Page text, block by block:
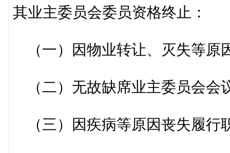
其业主委员会委员资格终止：
（一）因物业转让、灭失等原
（二）无故缺席业主委员会会
（三）因疾病等原因丧失履行